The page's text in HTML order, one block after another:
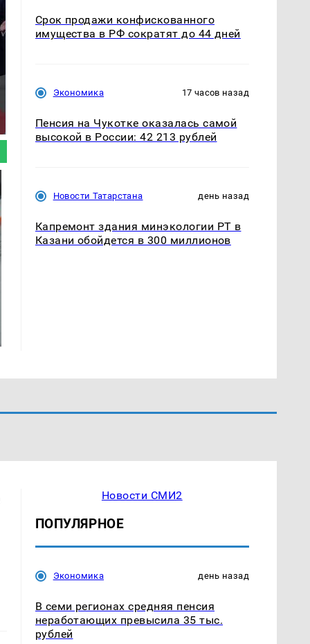
Такую зиму в России
так?!
Как выглядит место
Кавказе: смотреть
Срок продажи конфискованного
имущества в РФ сократят до 44 дней
Экономика 17 часов назад
Пенсия на Чукотке оказалась самой
высокой в России: 42 213 рублей
Новости Татарстана день назад
Капремонт здания минэкологии РТ в
Казани обойдется в 300 миллионов
Новости СМИ2
ПОПУЛЯРНОЕ
Экономика день назад
В семи регионах средняя пенсия
неработающих превысила 35 тыс.
рублей